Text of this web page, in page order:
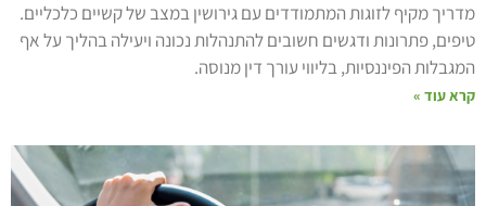
מקיף לזוגות המתמודדים עם גירושין במצב של קשיים כלכליים.
פתרונות ודגשים חשובים להתנהלות נכונה ויעילה בהליך על אף
הפיננסיות, בליווי עורך דין מנוסה.
עוד »